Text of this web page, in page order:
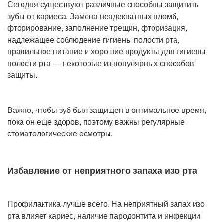
Сегодня существуют различные способны защитить
зубы от кариеса. Замена неадекватных пломб,
фторирование, заполнение трещин, фторизация,
надлежащее соблюдение гигиены полости рта,
правильное питание и хорошие продукты для гигиены
полости рта — некоторые из популярных способов
защиты.
Важно, чтобы зуб был защищен в оптимальное время,
пока он еще здоров, поэтому важны регулярные
стоматологические осмотры.
Избавление от неприятного запаха изо рта
Профилактика лучше всего. На неприятный запах изо
рта влияет кариес, наличие пародонтита и инфекции